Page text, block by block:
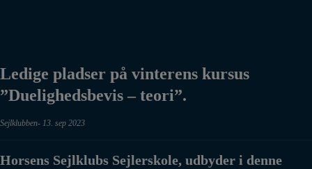
Ledige pladser på vinterens kursus
”Duelighedsbevis – teori”.
Sejlklubben 13. sep 2023
Horsens Sejlklubs Sejlerskole, udbyder i denne